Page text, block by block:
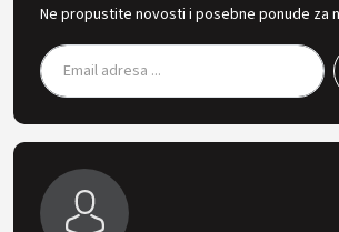
Ne propustite novosti i posebne ponude za